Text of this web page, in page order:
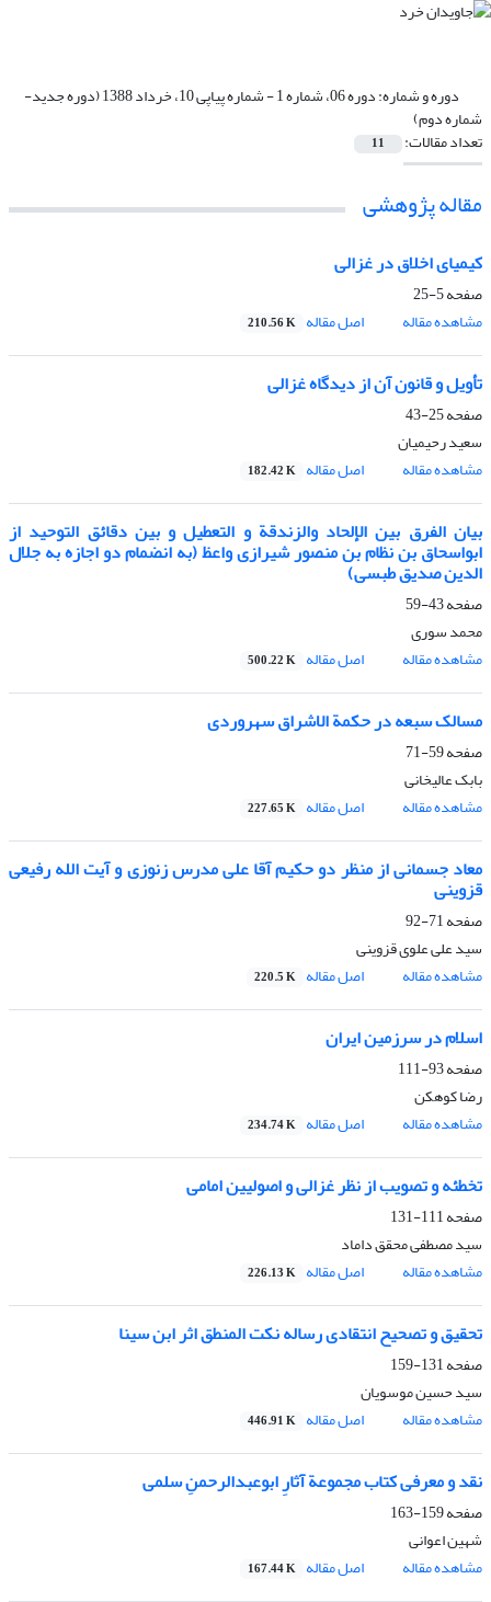
دوره و شماره: دوره 06، شماره 1 - شماره پیاپی 10، خرداد 1388 (دوره جدید-
شماره دوم)
تعداد مقالات: 11
مقاله پژوهشی
کیمیای اخلاق در غزالی
صفحه5-25
مشاهده مقاله
اصل مقاله 210.56 K
تأویل و قانون آن از دیدگاه غزالی
صفحه25-43
سعید رحیمیان
مشاهده مقاله
اصل مقاله 182.42 K
بیان الفرق بین الإلحاد والزندقة و التعطیل و بین دقائق التوحید از
ابواسحاق بن نظام بن منصور شیرازی واعظ (به انضمام دو اجازه به جلال
الدین صدیق طبسی)
صفحه43-59
محمد سوری
مشاهده مقاله
اصل مقاله 500.22 K
مسالک سبعه در حکمة الاشراق سهروردی
صفحه59-71
بابک عالیخانی
مشاهده مقاله
اصل مقاله 227.65 K
معاد جسمانی از منظر دو حکیم آقا علی مدرس زنوزی و آیت الله رفیعی
قزوینی
صفحه71-92
سید علی علوی قزوینی
مشاهده مقاله
اصل مقاله 220.5 K
اسلام در سرزمین ایران
صفحه93-111
رضا کوهکن
مشاهده مقاله
اصل مقاله 234.74 K
تخطئه و تصویب از نظر غزالی و اصولیین امامی
صفحه111-131
سید مصطفی محقق داماد
مشاهده مقاله
اصل مقاله 226.13 K
تحقیق و تصحیح انتقادی رساله نکت المنطق اثر ابن سینا
صفحه131-159
سید حسین موسویان
مشاهده مقاله
اصل مقاله 446.91 K
نقد و معرفی کتاب مجموعة آثارِ ابوعبدالرحمنِ سلمی
صفحه159-163
شهین اعوانی
مشاهده مقاله
اصل مقاله 167.44 K